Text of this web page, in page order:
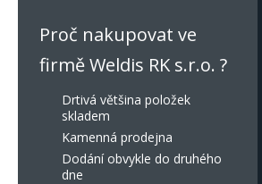
Proč nakupovat ve
firmě Weldis RK s.r.o. ?
Drtivá většina položek
skladem
Kamenná prodejna
Dodání obvykle do druhého
dne